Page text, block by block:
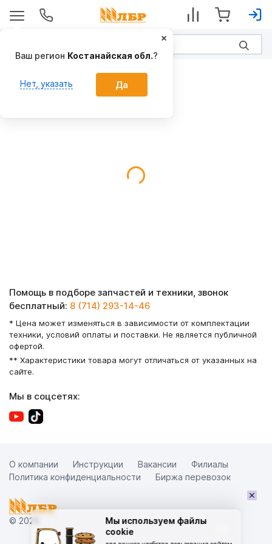
Мы используем файлы
cookie
Помощь в подборе запчастей и техники, звонок
бесплатный: 8 (714) 293-14-46
* Цена может изменяться в зависимости от комплектации
техники, условий оплаты и поставки. Не является публичной
офертой.
** Характеристики товара могут отличаться от указанных на
сайте.
Мы в соцсетях:
© 2026
О компании Инструкции Вакансии
Филиалы
Политика конфиденциальности
Биржа перевозок
×
Ваш регион Костанайская обл.?
Нет, указать Да